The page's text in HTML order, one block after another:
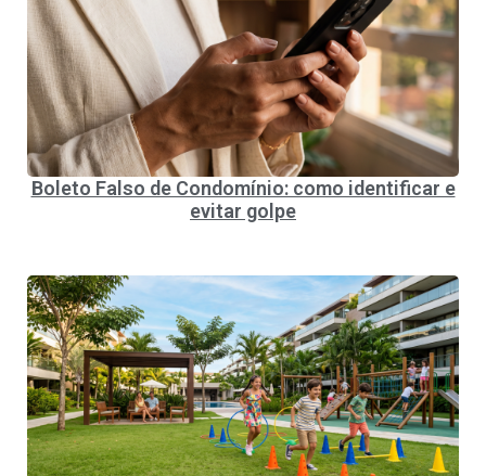
Boleto Falso de Condomínio: como identificar e
evitar golpe